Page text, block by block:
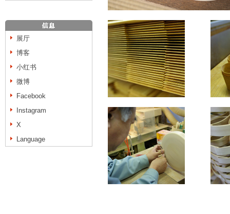
展厅
博客
小红书
微博
Facebook
Instagram
X
Language